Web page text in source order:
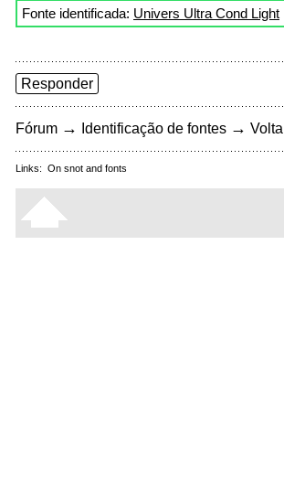
Fonte identificada: Univers Ultra Cond Light
Responder
Fórum → Identificação de fontes →
Links: On snot and fonts